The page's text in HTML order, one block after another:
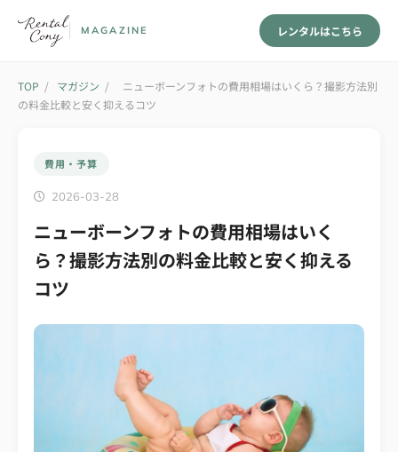
MAGAZINE レンタルはこちら
TOP / マガジン /
ニューボーンフォトの費用相場はいくら？撮影方法別
の料金比較と安く抑えるコツ
費用・予算
2026-03-28
ニューボーンフォトの費用相場はいく
ら？撮影方法別の料金比較と安く抑える
コツ